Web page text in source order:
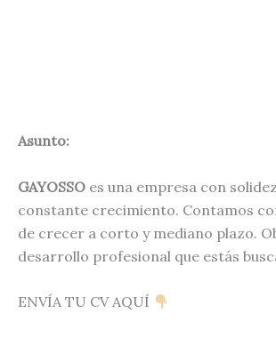
Asunto:
GAYOSSO es una empresa con
constante crecimiento. Contamos
de crecer a corto y mediano plazo.
desarrollo profesional que estás
ENVÍA TU CV AQUÍ